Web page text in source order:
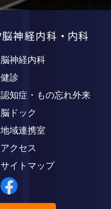
脳神経内科
健診
認知症・もの忘れ外来
脳ドック
地域連携室
アクセス
サイトマップ